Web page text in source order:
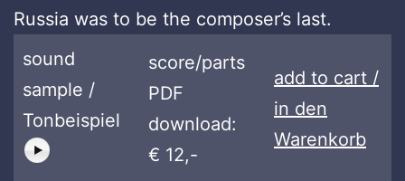
Russia was to be the composer’s last.
sound
sample /
Tonbeispiel
score/parts
PDF
download:
€ 12,-
add to cart /
in den
Warenkorb